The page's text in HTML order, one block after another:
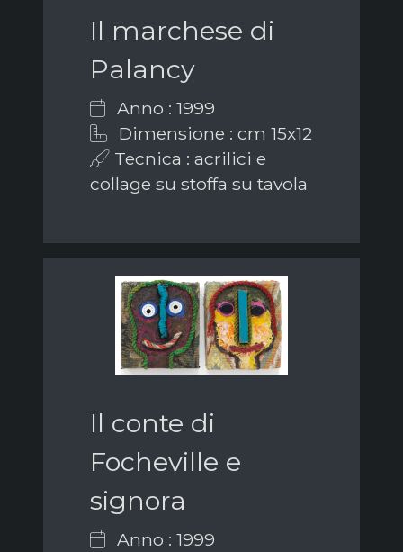
Il marchese di
Palancy
Anno : 1999
Dimensione : cm 15x12
Tecnica : acrilici e
collage su stoffa su tavola
Il conte di
Focheville e
signora
Anno : 1999